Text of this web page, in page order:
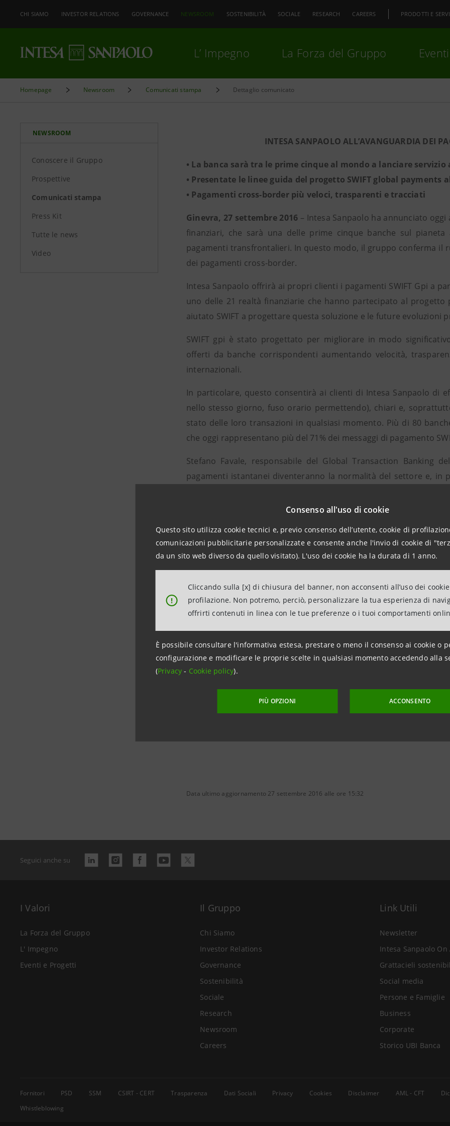
Consenso all'uso di cookie
Questo sito utilizza cookie tecnici e, previo consenso dell’utente, cookie di
comunicazioni pubblicitarie personalizzate e consente anche l'invio di cookie di
da un sito web diverso da quello visitato). L'uso dei cookie ha la durata di 1 anno.
!
Cliccando sulla [x] di chiusura del banner, non acconsenti all’uso dei
profilazione. Non potremo, perciò, personalizzare la tua esperienza di
offrirti contenuti in linea con le tue preferenze o i tuoi comportamenti
È possibile consultare l'informativa estesa, prestare o meno il consenso ai cookie o
configurazione e modificare le proprie scelte in qualsiasi momento accedendo alla
(Privacy- Cookie policy).
PIÙ OPZIONI ACCONSENTO
CHI SIAMO INVESTOR RELATIONS GOVERNANCE NEWSROOM SOSTENIBILITÀ SOCIALE RESEARCH CAREERS PRODOTTI E
L’ Impegno La Forza del Gruppo
Homepage Newsroom Comunicati stampa Dettaglio comunicato
NEWSROOM
Conoscere il Gruppo
Prospettive
Comunicati stampa
Press Kit
Tutte le news
Video
INTESA SANPAOLO ALL’AVANGUARDIA DEI
• La banca sarà tra le prime cinque al mondo a lanciare servizio
• Presentate le linee guida del progetto SWIFT global payments
• Pagamenti cross-border più veloci, trasparenti e tracciati
Ginevra, 27 settembre 2016 – Intesa Sanpaolo ha annunciato
finanziari, che sarà una delle prime cinque banche sul
pagamenti transfrontalieri. In questo modo, il gruppo conferma il
dei pagamenti cross-border.
Intesa Sanpaolo offrirà ai propri clienti i pagamenti SWIFT Gpi a
uno delle 21 realtà finanziarie che hanno partecipato al progetto
aiutato SWIFT a progettare questa soluzione e le future evoluzioni
SWIFT gpi è stato progettato per migliorare in modo
offerti da banche corrispondenti aumentando velocità,
internazionali.
In particolare, questo consentirà ai clienti di Intesa Sanpaolo di
nello stesso giorno, fuso orario permettendo), chiari e,
stato delle loro transazioni in qualsiasi momento. Più di 80
che oggi rappresentano più del 71% dei messaggi di pagamento
Stefano Favale, responsabile del Global Transaction Banking
pagamenti istantanei diventeranno la normalità del settore e, in
per il mondo bancario è quello di costruire una nuova
beneficio del grande pubblico e delle aziende clienti.
Swift verrà dimostrato l'impegno di Intesa Sanpaolo nell’innovare
Mauro Pernigo, Global Transaction Banking - International
aggiunto: "Uno dei ruoli di Intesa Sanpaolo come banca pilota
e l'uso della SWIFT GPI rendendo questo un evento di successo
Per informazioni
Rapporti con i Media – Corporate & Investment Banking e Media
Tel. +39.0287962052
stampa@intesasanpaolo.com
Data ultimo aggiornamento 27 settembre 2016 alle ore 15:32
Seguici anche su
I Valori
La Forza del Gruppo
L' Impegno
Eventi e Progetti
Il Gruppo
Chi Siamo
Investor Relations
Governance
Sostenibilità
Sociale
Research
Newsroom
Careers
Link Utili
Newsletter
Intesa Sanpaolo On
Grattacieli
Social media
Persone e Famiglie
Business
Corporate
Storico UBI Banca
Fornitori PSD SSM CSIRT - CERT Trasparenza Dati Sociali Privacy Cookies Disclaimer AML - CFT
Whistleblowing